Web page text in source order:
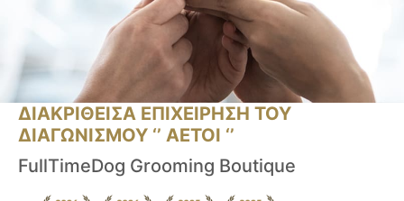
ΔΙΑΚΡΙΘΕΙΣΑ ΕΠΙΧΕΙΡΗΣΗ ΤΟΥ
ΔΙΑΓΩΝΙΣΜΟΥ ‘’ ΑΕΤΟΙ ‘’
FullTimeDog Grooming Boutique